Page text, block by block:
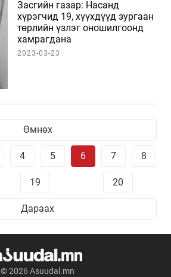
Засгийн газар: Насанд
хүрэгчид 19, хүүхдүүд зургаан
төрлийн үзлэг оношилгоонд
хамрагдана
2023-03-23
Өмнөх
4 5 6 7 8
19 20
Дараах
© 2026 Asuudal.mn